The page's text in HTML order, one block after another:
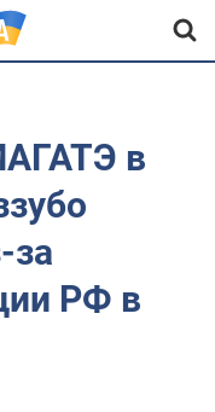
в
за
РФ в